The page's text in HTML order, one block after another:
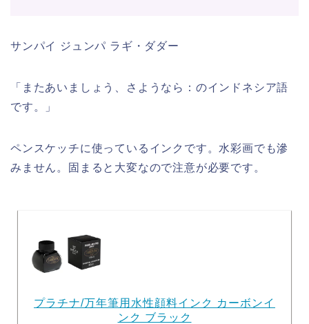
サンパイ ジュンパ ラギ・ダダー
「またあいましょう、さようなら：のインドネシア語
です。」
ペンスケッチに使っているインクです。水彩画でも滲
みません。固まると大変なので注意が必要です。
プラチナ/万年筆用水性顔料インク カーボンイ
ンク ブラック